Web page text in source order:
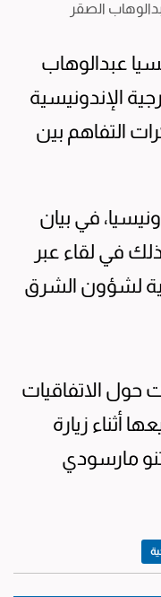
الصقر
عبدالوهاب
الإندونيسية
التفاهم بين
في بيان
في لقاء عبر
لشؤون الشرق
حول الاتفاقيات
أثناء زيارة
مارسودي